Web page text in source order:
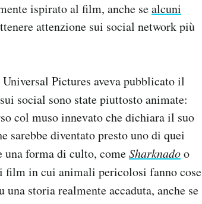
ispirato al film, anche sealcuni
attenzione sui social network più
Pictures aveva pubblicato il
social sono state piuttosto animate:
col muso innevato che dichiara il suo
sarebbe diventato presto uno di quei
forma di culto, comeSharknadoo
in cui animali pericolosi fanno cose
una storia realmente accaduta, anche se